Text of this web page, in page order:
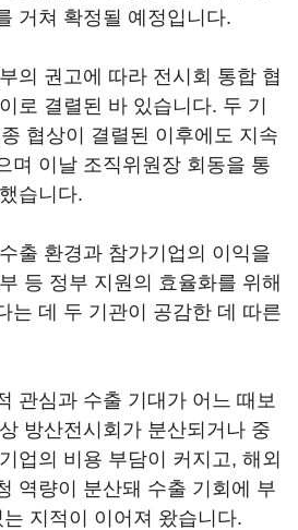
거쳐 확정될 예정입니다.
의 권고에 따라 전시회 통합 협
로 결렬된 바 있습니다. 두 기
협상이 결렬된 이후에도 지속
며 이날 조직위원장 회동을 통
습니다.
출 환경과 참가기업의 이익을
등 정부 지원의 효율화를 위해
는 데 두 기관이 공감한 데 따른
관심과 수출 기대가 어느 때보
방산전시회가 분산되거나 중
업의 비용 부담이 커지고, 해외
역량이 분산돼 수출 기회에 부
지적이 이어져 왔습니다.